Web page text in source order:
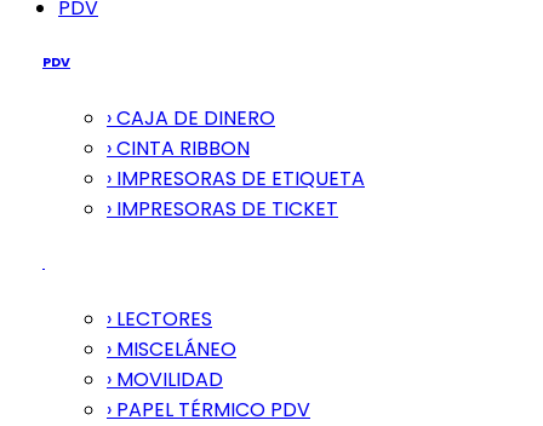
PDV
PDV
› CAJA DE DINERO
› CINTA RIBBON
› IMPRESORAS DE ETIQUETA
› IMPRESORAS DE TICKET
› LECTORES
› MISCELÁNEO
› MOVILIDAD
› PAPEL TÉRMICO PDV